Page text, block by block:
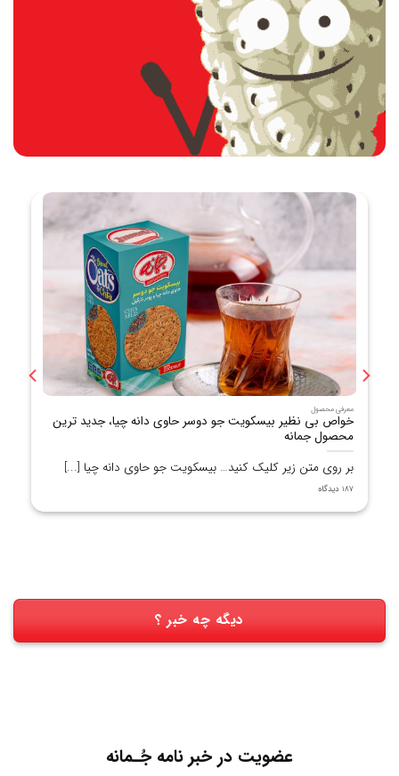
معرفی محصول
خواص بی نظیر بیسکویت جو دوسر حاوی دانه چیا، جدید ترین
محصول جمانه
بر روی متن زیر کلیک کنید… بیسکویت جو حاوی دانه چیا [...]
187 دیدگاه
دیگه چه خبر ؟
عضویت در خبر نامه جُـمانه